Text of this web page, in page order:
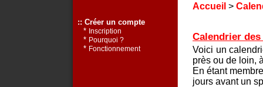
Accueil >
Calendrier
Voici un
près ou de loin,
En étant
jours avant un
:: Créer un compte
* Inscription
* Pourquoi ?
* Fonctionnement